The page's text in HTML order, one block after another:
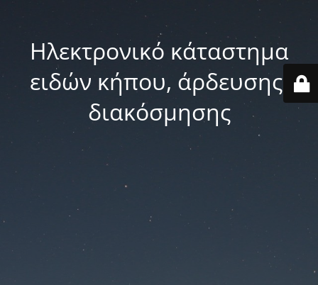
Ηλεκτρονικό κάταστημα
ειδών κήπου, άρδευσης,
διακόσμησης